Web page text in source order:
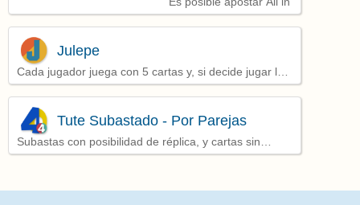
Cada jugador juega con 5 cartas y, si decide jugar la
mano, debe intentar lograr al menos 2 bazas
Julepe
Subastas con posibilidad de réplica, y cartas sin
barajar
Tute Subastado - Por Parejas